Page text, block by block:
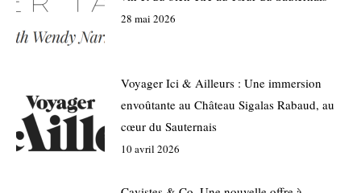
28 mai 2026
Voyager Ici & Ailleurs : Une immersion
envoûtante au Château Sigalas Rabaud, au
cœur du Sauternais
10 avril 2026